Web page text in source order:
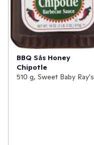
BBQ Sås Honey
Chipotle
510 g, Sweet Baby Ray's